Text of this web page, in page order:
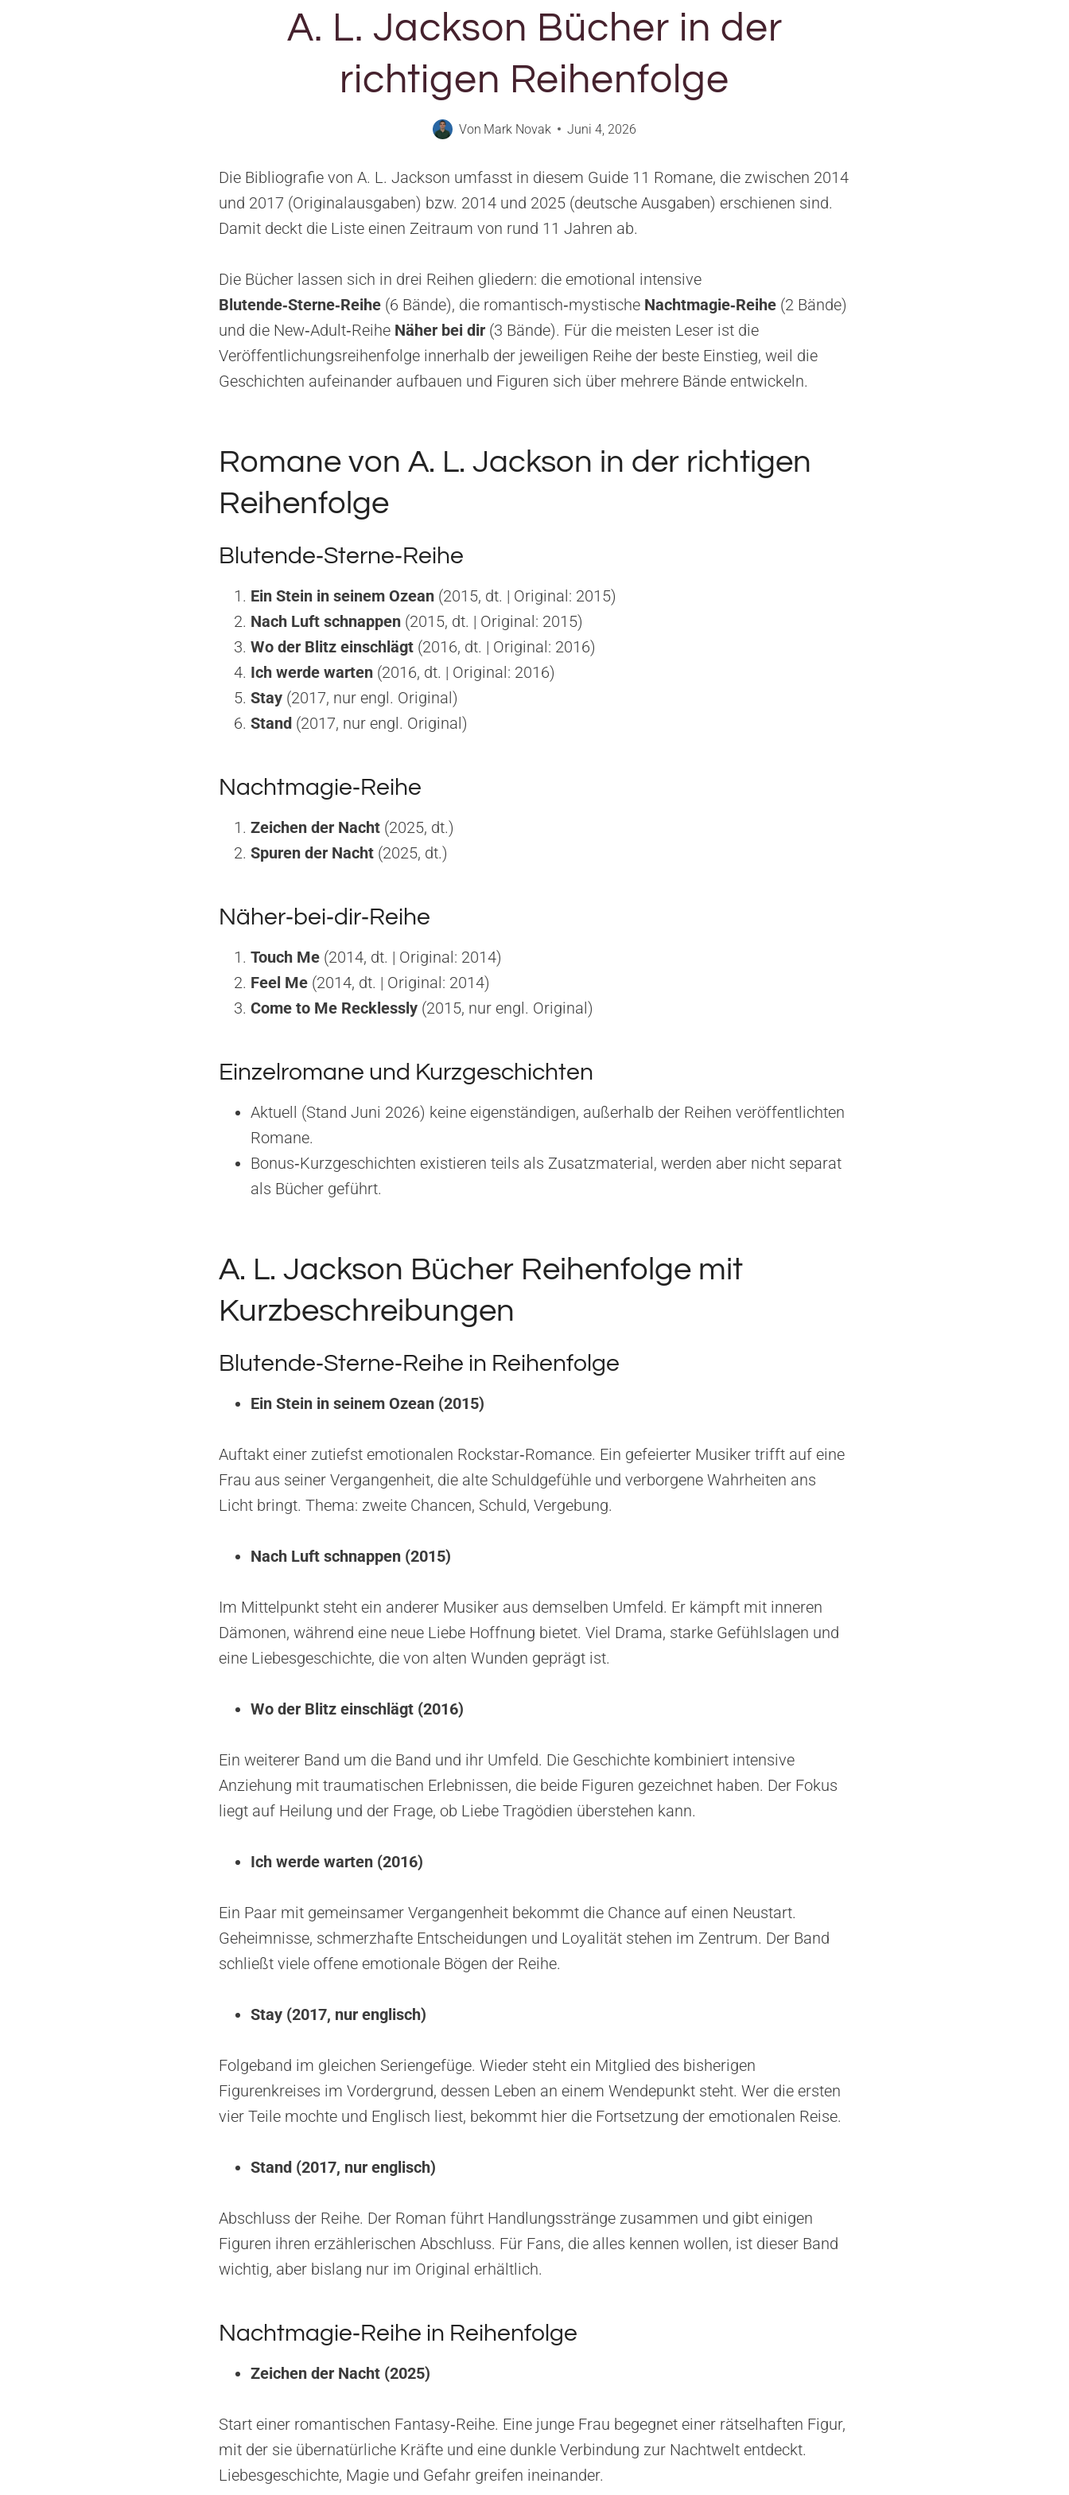
A. L. Jackson Bücher in der
richtigen Reihenfolge
Von Mark Novak Juni 4, 2026
Die Bibliografie von A. L. Jackson umfasst in diesem Guide 11 Romane, die zwischen 2014
und 2017 (Originalausgaben) bzw. 2014 und 2025 (deutsche Ausgaben) erschienen sind.
Damit deckt die Liste einen Zeitraum von rund 11 Jahren ab.
Die Bücher lassen sich in drei Reihen gliedern: die emotional intensive
Blutende‑Sterne‑Reihe (6 Bände), die romantisch‑mystische Nachtmagie‑Reihe (2 Bände)
und die New‑Adult‑Reihe Näher bei dir (3 Bände). Für die meisten Leser ist die
Veröffentlichungsreihenfolge innerhalb der jeweiligen Reihe der beste Einstieg, weil die
Geschichten aufeinander aufbauen und Figuren sich über mehrere Bände entwickeln.
Romane von A. L. Jackson in der richtigen
Reihenfolge
Blutende‑Sterne‑Reihe
Ein Stein in seinem Ozean (2015, dt. | Original: 2015)
Nach Luft schnappen (2015, dt. | Original: 2015)
Wo der Blitz einschlägt (2016, dt. | Original: 2016)
Ich werde warten (2016, dt. | Original: 2016)
Stay (2017, nur engl. Original)
Stand (2017, nur engl. Original)
Nachtmagie‑Reihe
Zeichen der Nacht (2025, dt.)
Spuren der Nacht (2025, dt.)
Näher‑bei‑dir‑Reihe
Touch Me (2014, dt. | Original: 2014)
Feel Me (2014, dt. | Original: 2014)
Come to Me Recklessly (2015, nur engl. Original)
Einzelromane und Kurzgeschichten
Aktuell (Stand Juni 2026) keine eigenständigen, außerhalb der Reihen veröffentlichten
Romane.
Bonus‑Kurzgeschichten existieren teils als Zusatzmaterial, werden aber nicht separat
als Bücher geführt.
A. L. Jackson Bücher Reihenfolge mit
Kurzbeschreibungen
Blutende‑Sterne‑Reihe in Reihenfolge
Ein Stein in seinem Ozean (2015)
Auftakt einer zutiefst emotionalen Rockstar‑Romance. Ein gefeierter Musiker trifft auf eine
Frau aus seiner Vergangenheit, die alte Schuldgefühle und verborgene Wahrheiten ans
Licht bringt. Thema: zweite Chancen, Schuld, Vergebung.
Nach Luft schnappen (2015)
Im Mittelpunkt steht ein anderer Musiker aus demselben Umfeld. Er kämpft mit inneren
Dämonen, während eine neue Liebe Hoffnung bietet. Viel Drama, starke Gefühlslagen und
eine Liebesgeschichte, die von alten Wunden geprägt ist.
Wo der Blitz einschlägt (2016)
Ein weiterer Band um die Band und ihr Umfeld. Die Geschichte kombiniert intensive
Anziehung mit traumatischen Erlebnissen, die beide Figuren gezeichnet haben. Der Fokus
liegt auf Heilung und der Frage, ob Liebe Tragödien überstehen kann.
Ich werde warten (2016)
Ein Paar mit gemeinsamer Vergangenheit bekommt die Chance auf einen Neustart.
Geheimnisse, schmerzhafte Entscheidungen und Loyalität stehen im Zentrum. Der Band
schließt viele offene emotionale Bögen der Reihe.
Stay (2017, nur englisch)
Folgeband im gleichen Seriengefüge. Wieder steht ein Mitglied des bisherigen
Figurenkreises im Vordergrund, dessen Leben an einem Wendepunkt steht. Wer die ersten
vier Teile mochte und Englisch liest, bekommt hier die Fortsetzung der emotionalen Reise.
Stand (2017, nur englisch)
Abschluss der Reihe. Der Roman führt Handlungsstränge zusammen und gibt einigen
Figuren ihren erzählerischen Abschluss. Für Fans, die alles kennen wollen, ist dieser Band
wichtig, aber bislang nur im Original erhältlich.
Nachtmagie‑Reihe in Reihenfolge
Zeichen der Nacht (2025)
Start einer romantischen Fantasy‑Reihe. Eine junge Frau begegnet einer rätselhaften Figur,
mit der sie übernatürliche Kräfte und eine dunkle Verbindung zur Nachtwelt entdeckt.
Liebesgeschichte, Magie und Gefahr greifen ineinander.